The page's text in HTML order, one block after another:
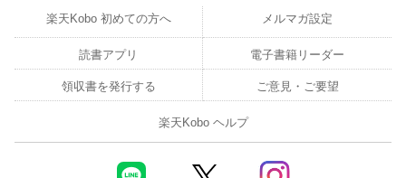
楽天Kobo 初めての方へ メルマガ設定
読書アプリ 電子書籍リーダー
領収書を発行する ご意見・ご要望
楽天Kobo ヘルプ